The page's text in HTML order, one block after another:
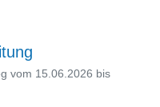
vom 15.06.2026 bis